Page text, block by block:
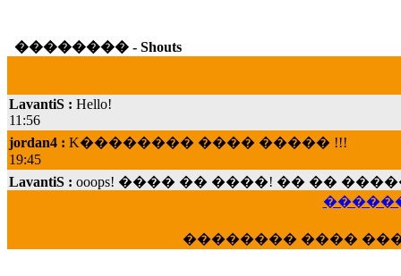
�������� - Shouts
LavantiS :Hello!
11:56
jordan4 :K�������� ���� ����� !!!
19:45
LavantiS :ooops! ���� �� ����! �� ��
���; ���� ��� ��� �������� ����
�������� ����